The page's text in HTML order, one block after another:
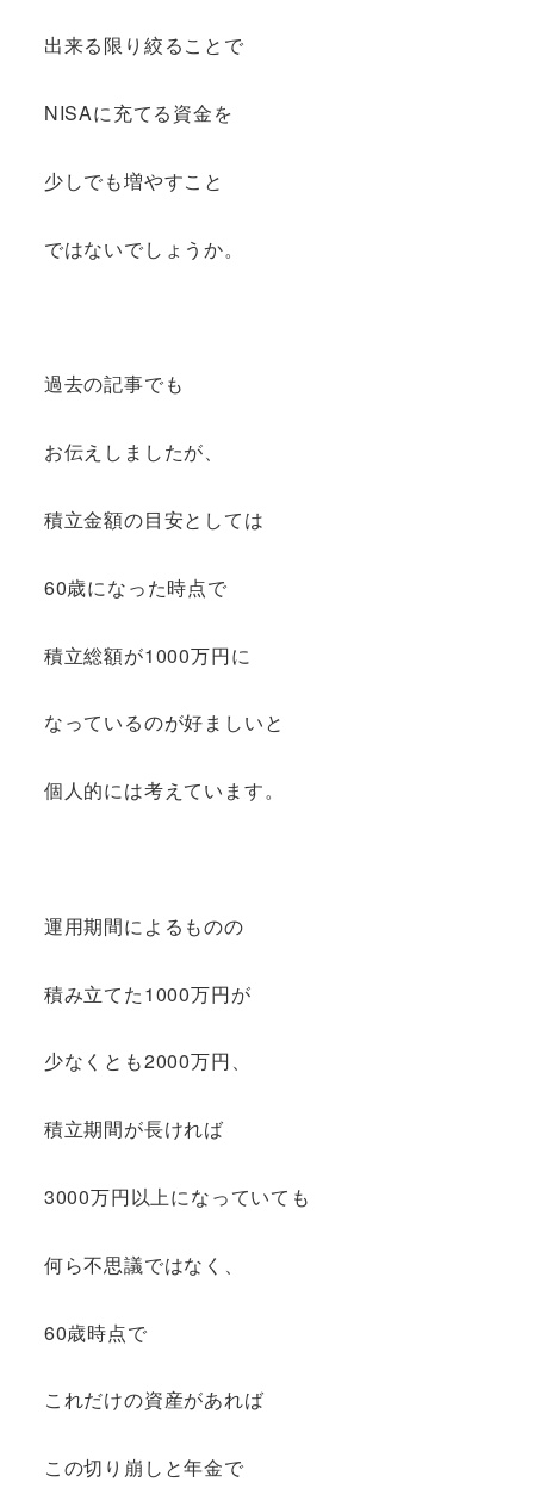
出来る限り絞ることで
NISAに充てる資金を
少しでも増やすこと
ではないでしょうか。
過去の記事でも
お伝えしましたが、
積立金額の目安としては
60歳になった時点で
積立総額が1000万円に
なっているのが好ましいと
個人的には考えています。
運用期間によるものの
積み立てた1000万円が
少なくとも2000万円、
積立期間が長ければ
3000万円以上になっていても
何ら不思議ではなく、
60歳時点で
これだけの資産があれば
この切り崩しと年金で